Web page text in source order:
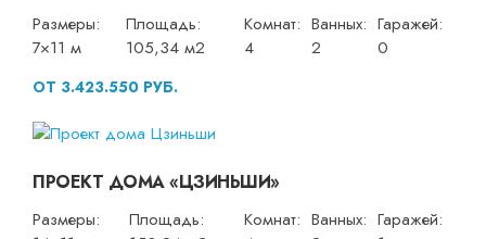
Размеры:
7×11 м
Площадь:
105,34 м2
Комнат:
4
Ванных:
2
Гаражей:
0
ОТ 3.423.550 РУБ.
ПРОЕКТ ДОМА «ЦЗИНЬШИ»
Размеры:
Площадь:
Комнат: Ванных: Гаражей: